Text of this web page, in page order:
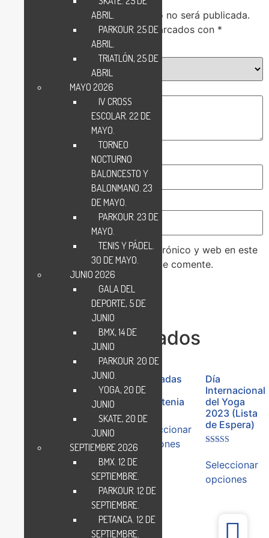
Tu dirección de correo electrónico no será publicada.
Los campos obligatorios están marcados con *
Tu valoración *
Correo electrónico*
Guarda mi nombre, correo electrónico y web en este
navegador para la próxima vez que comente.
Eventos relacionados
Yincana
Urbana. 30
septiembre
2023
Seleccionar
opciones
Jornadas
de
Calistenia
Seleccionar
opciones
Día
Internacional
del Yoga
2023 (Lista
de Espera)
5.00
de 5
Seleccionar
opciones
ABRIL.
PARKOUR. 25 DE
ABRIL.
TRIATLÓN, 25 DE
ABRIL
MAYO 2026
IV CROSS
ESCOLAR. 22 DE
MAYO.
TORNEO
NOCTURNO
BALONCESTO Y
BALONMANO. 23
DE MAYO.
PARKOUR. 23 DE
MAYO.
TENIS Y PÁDEL.
30 DE MAYO.
JUNIO 2026
GALA DEL
DEPORTE, 5 DE
JUNIO
BMX, 14 DE
JUNIO
PARKOUR. 20 DE
JUNIO.
YOGA, 20 DE
JUNIO
SKATE, 20 DE
JUNIO
SEPTIEMBRE 2026
BMX. 12 DE
SEPTIEMBRE.
PARKOUR. 12 DE
SEPTIEMBRE.
PETANCA. 12 DE
SEPTIEMBRE.